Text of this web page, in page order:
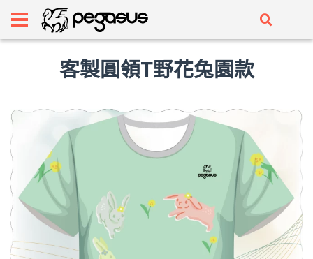
客製圓領T野花兔園款